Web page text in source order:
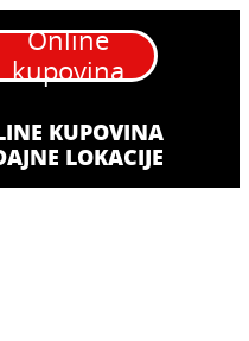
LOKACIJE
KUPOVINA
Online
kupovina